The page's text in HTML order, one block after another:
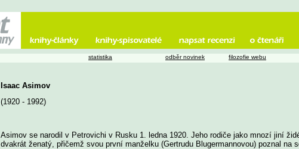
Isaac Asimov
(1920 - 1992)
Asimov se narodil v Petrovichi v Rusku 1. ledna 1920. Jeho rodiče jako mnozí jiní
dvakrát ženatý, přičemž svou první manželku (Gertrudu Blugermannovou) poznal na
statistika odběr novinek filozofie webu